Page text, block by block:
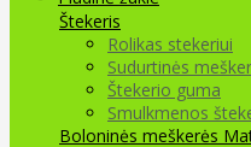
Štekeris
Rolikas stekeriui
Sudurtinės
Štekerio guma
Smulkmenos
Boloninės meškerės